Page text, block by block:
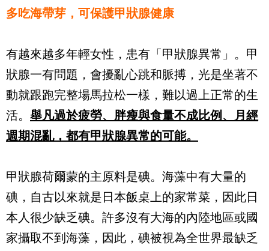
多吃海帶芽，可保護甲狀腺健康
有越來越多年輕女性，患有「甲狀腺異常」。甲
狀腺一有問題，會擾亂心跳和脈搏，光是坐著不
動就跟跑完整場馬拉松一樣，難以過上正常的生
活。 舉凡過於疲勞、胖瘦與食量不成比例、月經
週期混亂，都有甲狀腺異常的可能。
甲狀腺荷爾蒙的主原料是碘。海藻中有大量的
碘，自古以來就是日本飯桌上的家常菜，因此日
本人很少缺乏碘。許多沒有大海的內陸地區或國
家攝取不到海藻，因此，碘被視為全世界最缺乏